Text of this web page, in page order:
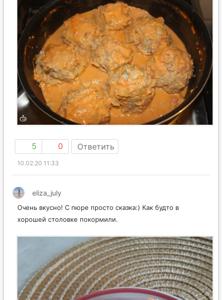
5 0 Ответить
10.02.20 11:33
eliza_july
Очень вкусно! С пюре просто сказка:) Как будто в
хорошей столовке покормили.